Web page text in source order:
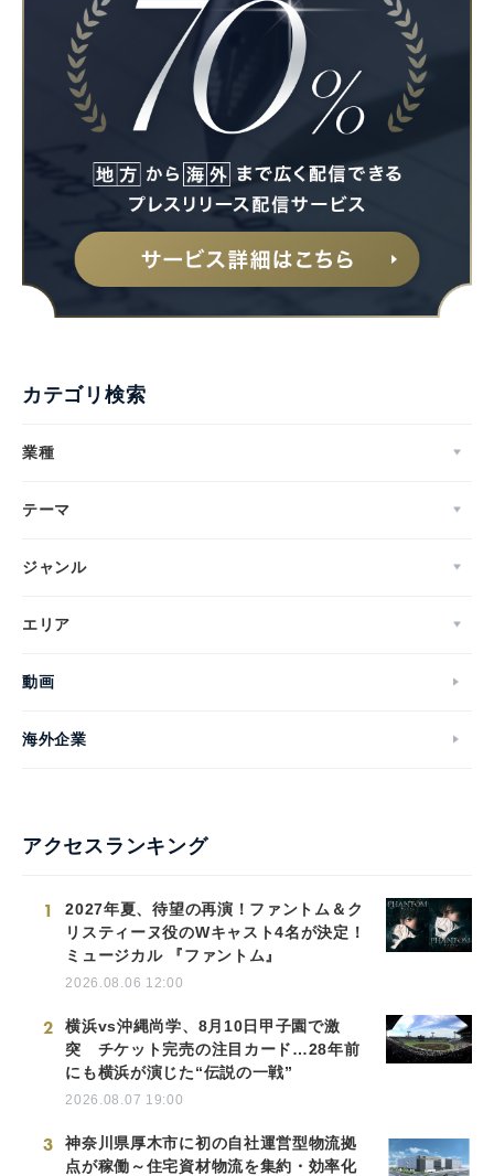
カテゴリ検索
業種
テーマ
ジャンル
エリア
動画
海外企業
アクセスランキング
1
2027年夏、待望の再演！ファントム＆ク
リスティーヌ役のWキャスト4名が決定！
ミュージカル 『ファントム』
2026.08.06 12:00
2
横浜vs沖縄尚学、8月10日甲子園で激
突 チケット完売の注目カード…28年前
にも横浜が演じた“伝説の一戦”
2026.08.07 19:00
3
神奈川県厚木市に初の自社運営型物流拠
点が稼働～住宅資材物流を集約・効率化